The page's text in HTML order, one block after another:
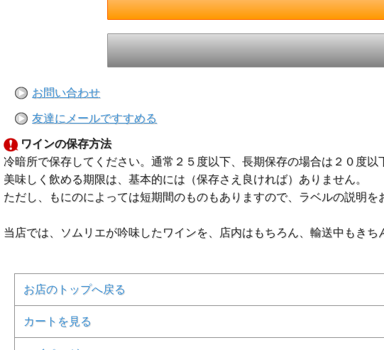
お問い合わせ
友達にメールですすめる
ワインの保存方法
冷暗所で保存してください。通常２５度以下、長期保存の場合は２０度以
美味しく飲める期限は、基本的には（保存さえ良ければ）ありません。
ただし、もにのによっては短期間のものもありますので、ラベルの説明を
当店では、ソムリエが吟味したワインを、店内はもちろん、輸送中もきち
お店のトップへ戻る
カートを見る